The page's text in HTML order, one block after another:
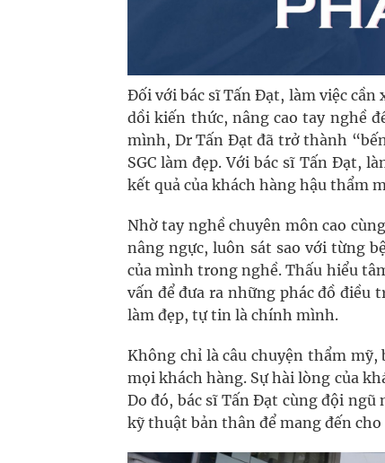
Đối với bác sĩ Tấn Đạt, làm việc
dồi kiến thức, nâng cao tay nghề
mình, Dr Tấn Đạt đã trở thành
SGC làm đẹp. Với bác sĩ Tấn Đạt,
kết quả của khách hàng hậu thẩm
Nhờ tay nghề chuyên môn cao
nâng ngực, luôn sát sao với từng
của mình trong nghề. Thấu hiểu
vấn để đưa ra những phác đồ điều
làm đẹp, tự tin là chính mình.
Không chỉ là câu chuyện thẩm
mọi khách hàng. Sự hài lòng của
Do đó, bác sĩ Tấn Đạt cùng đội ngũ
kỹ thuật bản thân để mang đến